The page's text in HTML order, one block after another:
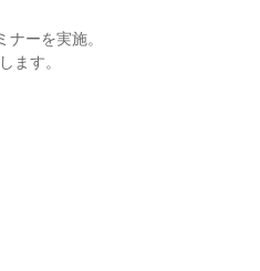
ーを実施。
ます。